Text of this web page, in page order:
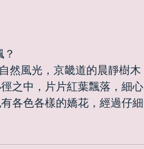
之中，片片紅葉飄落，細心
各色各樣的嬌花，經過仔細